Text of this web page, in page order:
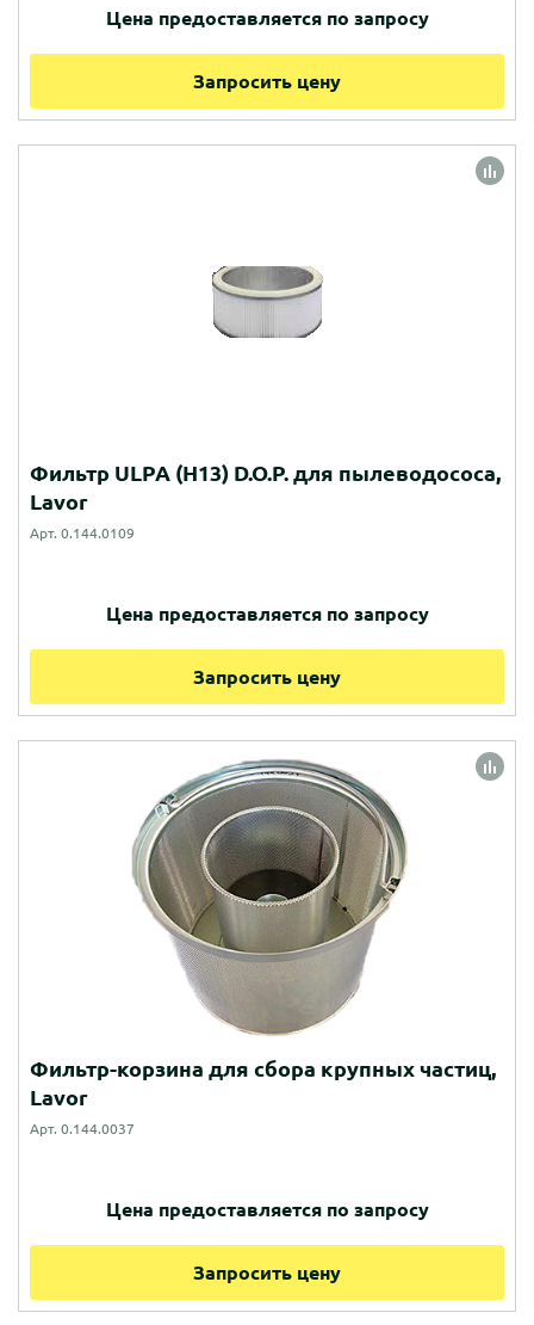
Цена предоставляется по запросу
Запросить цену
Фильтр ULPA (H13) D.O.P. для пылеводососа,
Lavor
Арт. 0.144.0109
Цена предоставляется по запросу
Запросить цену
Фильтр-корзина для сбора крупных частиц,
Lavor
Арт. 0.144.0037
Цена предоставляется по запросу
Запросить цену